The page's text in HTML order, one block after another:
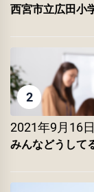
西宮市立広田小
2
2021年9月16日
みんなどうして